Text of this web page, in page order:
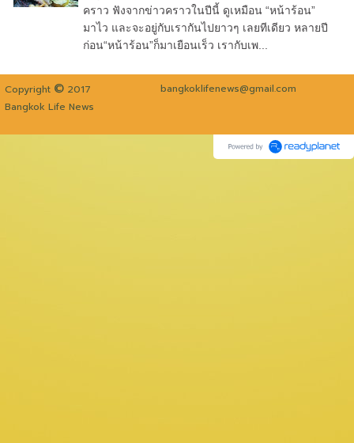
คราว ฟังจากข่าวคราวในปีนี้ ดูเหมือน “หน้าร้อน”
มาไว และจะอยู่กับเรากันไปยาวๆ เลยทีเดียว หลายปี
ก่อน“หน้าร้อน”ก็มาเยือนเร็ว เรากับเพ...
Copyright © 2017
bangkoklifenews@gmail.com
Bangkok Life News